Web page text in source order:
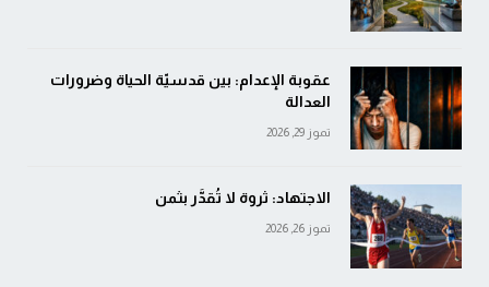
عقوبة الإعدام: بين قدسيّة الحياة وضرورات
العدالة
تموز 29, 2026
الاجتهاد: ثروة لا تُقدَّر بثمن
تموز 26, 2026